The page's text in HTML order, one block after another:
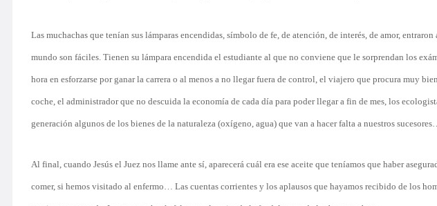
Las muchachas que tenían sus lámparas encendidas, símbolo de fe, de atención, de interés, de amor,
mundo son fáciles. Tienen su lámpara encendida el estudiante al que no conviene que le sorprendan los
hora en esforzarse por ganar la carrera o al menos a no llegar fuera de control, el viajero que procura muy
coche, el administrador que no descuida la economía de cada día para poder llegar a fin de mes, los
generación algunos de los bienes de la naturaleza (oxígeno, agua) que van a hacer falta a nuestros
Al final, cuando Jesús el Juez nos llame ante sí, aparecerá cuál era ese aceite que teníamos que haber
comer, si hemos visitado al enfermo… Las cuentas corrientes y los aplausos que hayamos recibido de los